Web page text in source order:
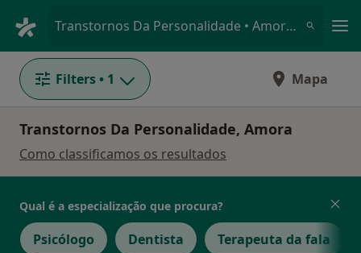
Transtornos Da Personalidade • Amora, Setúbal
Filters • 1 Mapa
Transtornos Da Personalidade, Amora
Como classificamos os resultados
Qual é a especialização que procura?
Psicólogo Dentista Terapeuta da fala